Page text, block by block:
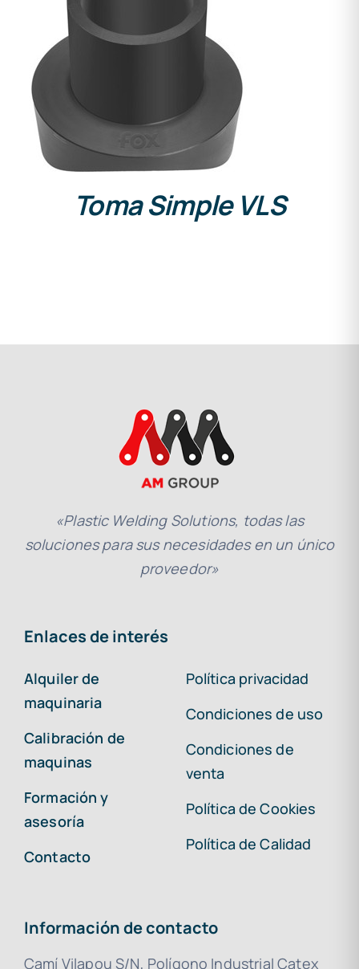
Toma Simple VLS
«Plastic Welding Solutions, todas las
soluciones para sus necesidades en un único
proveedor»
Enlaces de interés
Alquiler de
maquinaria
Calibración de
maquinas
Formación y
asesoría
Contacto
Política privacidad
Condiciones de uso
Condiciones de
venta
Política de Cookies
Política de Calidad
Información de contacto
Camí Vilapou S/N, Polígono Industrial Catex